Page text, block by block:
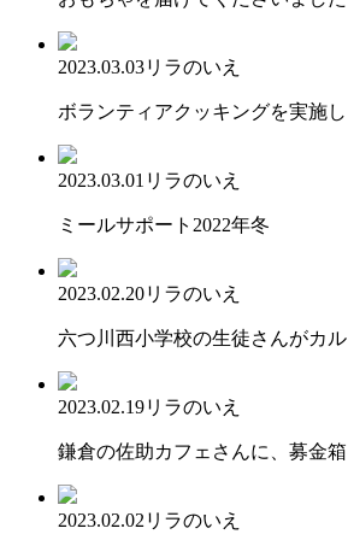
2023.03.03リラのいえ
ボランティアクッキングを実施
2023.03.01 リラのいえ
ミールサポート2022年冬
2023.02.20リラのいえ
六つ川西小学校の生徒さんがカ
2023.02.19リラのいえ
鎌倉の佐助カフェさんに、募金
2023.02.02 リラのいえ